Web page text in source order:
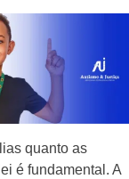
quanto as
é fundamental. A